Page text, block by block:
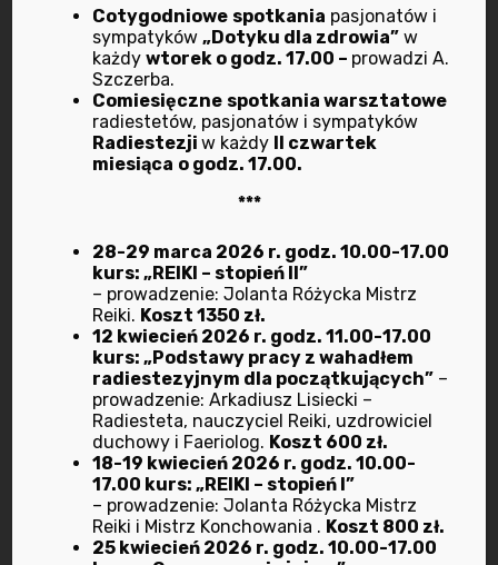
marzec 2025
październik 2024
wrzesień 2024
marzec 2024
luty 2024
wrzesień 2023
lipiec 2023
maj 2023
marzec 2023
Cotygodniowe spotkania pasjonatów i
sympatyków„Dotyku dla zdrowia” w
każdywtorek o godz. 17.00 – prowadzi A.
Szczerba.
Comiesięczne spotkania warsztatowe
radiestetów, pasjonatów i sympatyków
Radiestezjiw każdy II czwartek
miesiąca o godz. 17.00.
***
28-29 marca 2026 r. godz. 10.00-17.00
kurs: „REIKI – stopień II”
– prowadzenie: Jolanta Różycka Mistrz
Reiki. Koszt 1350 zł.
12 kwiecień 2026 r. godz. 11.00-17.00
kurs: „Podstawy pracy z wahadłem
radiestezyjnym dla początkujących” –
prowadzenie: Arkadiusz Lisiecki –
Radiesteta, nauczyciel Reiki, uzdrowiciel
duchowy i Faeriolog. Koszt 600 zł.
18-19 kwiecień 2026 r. godz. 10.00-
17.00 kurs: „REIKI – stopień I”
– prowadzenie: Jolanta Różycka Mistrz
Reiki i Mistrz Konchowania . Koszt 800 zł.
25 kwiecień 2026 r. godz. 10.00-17.00